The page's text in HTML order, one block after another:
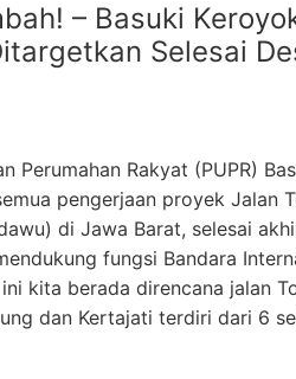
– Basuki
Selesai
Perumahan Rakyat (PUPR)
pengerjaan proyek Jalan
di Jawa Barat, selesai
fungsi Bandara
kita berada direncana jalan
dan Kertajati terdiri dari 6